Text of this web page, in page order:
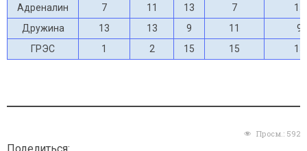
Адреналин
7 11 13 7
15
Дружина
13 13 9 11
9
ГРЭС
1 2 15 15 15
Просм.: 592